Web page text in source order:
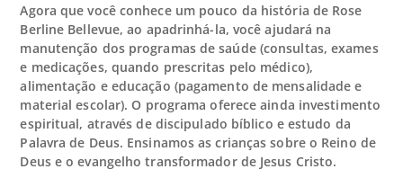
Agora que você conhece um pouco da história de Rose
Berline Bellevue, ao apadrinhá-la, você ajudará na
manutenção dos programas de saúde (consultas, exames
e medicações, quando prescritas pelo médico),
alimentação e educação (pagamento de mensalidade e
material escolar). O programa oferece ainda investimento
espiritual, através de discipulado bíblico e estudo da
Palavra de Deus. Ensinamos as crianças sobre o Reino de
Deus e o evangelho transformador de Jesus Cristo.